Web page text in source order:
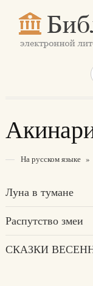
На русском языке »
Луна в тумане
Распутство змеи
СКАЗКИ